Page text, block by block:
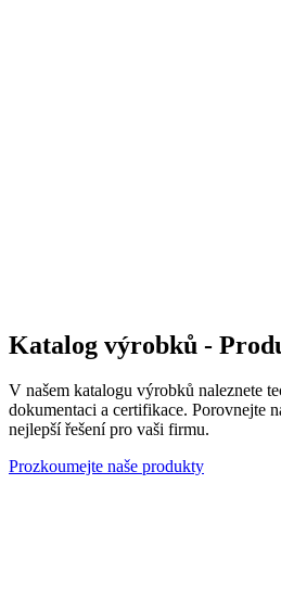
Katalog výrobků -
V našem katalogu výrobků naleznete
dokumentaci a certifikace. Porovnejte
nejlepší řešení pro vaši firmu.
Prozkoumejte naše produkty